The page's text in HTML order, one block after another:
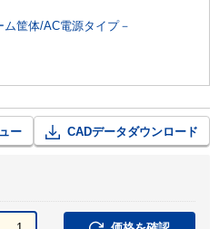
筐体/AC電源タイプ－
ー CADデータダウンロード